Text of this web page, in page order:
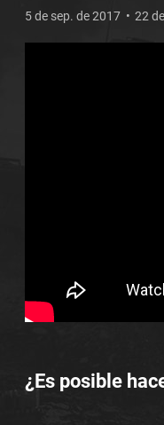
5 de sep. de 2017 22
¿Es posible